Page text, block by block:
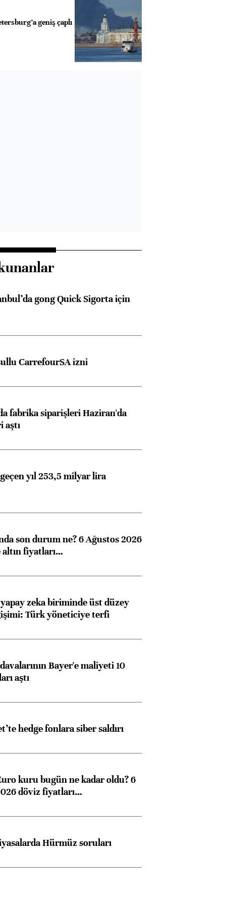
konusunda Unicredit ile
geniş çaplı
gong Quick Sigorta için
CarrefourSA izni
fabrika siparişleri Haziran'da
aştı
yıl 253,5 milyar lira
son durum ne? 6 Ağustos 2026
altın fiyatları…
yapay zeka biriminde üst düzey
Türk yöneticiye terfi
Bayer'e maliyeti 10
aştı
hedge fonlara siber saldırı
kuru bugün ne kadar oldu? 6
döviz fiyatları…
Hürmüz soruları